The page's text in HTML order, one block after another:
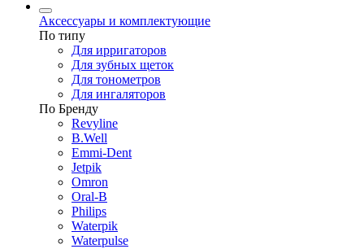
Аксессуары и комплектующие
По типу
Для ирригаторов
Для зубных щеток
Для тонометров
Для ингаляторов
По Бренду
Revyline
B.Well
Emmi-Dent
Jetpik
Omron
Oral-B
Philips
Waterpik
Waterpulse